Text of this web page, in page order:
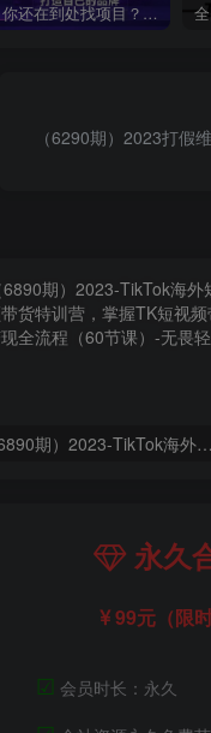
你还在到处找项目？还在当韭菜？我靠卖项目一个月收入5万+，曾经我也是个失败者。
（6290期）2023打假
（6890期）2023-TikTok海外短视频带货特训营，掌握TK短视频带货变现全流程（60节课）
永久
99元（限
☑ 会员时长：永久